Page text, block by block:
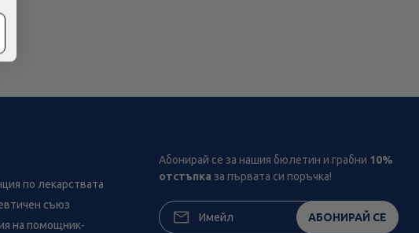
по лекарствата
съюз
на помощник-
Абонирай се за нашия бюлетин и грабни 10%
отстъпка за първата си поръчка!
АБОНИРАЙ СЕ